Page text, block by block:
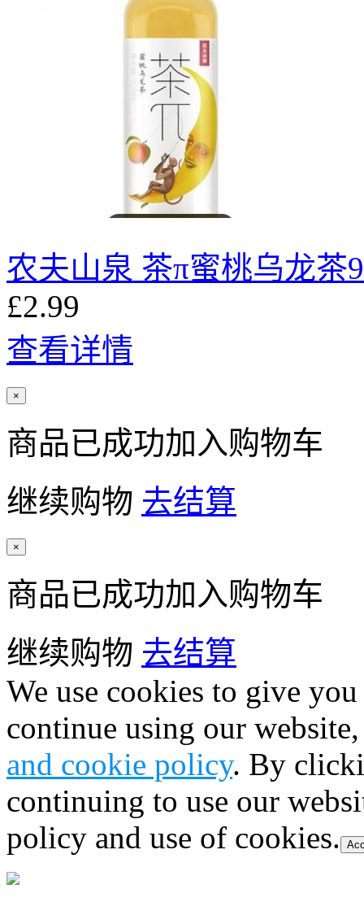
农夫⼭泉 茶π蜜桃乌⻰茶
£2.99
查看详情
×
商品已成功加入购物车
继续购物 去结算
×
商品已成功加入购物车
继续购物 去结算
We use cookies to give
continue using our
and cookie policy. By
continuing to use our
policy and use of cookies.